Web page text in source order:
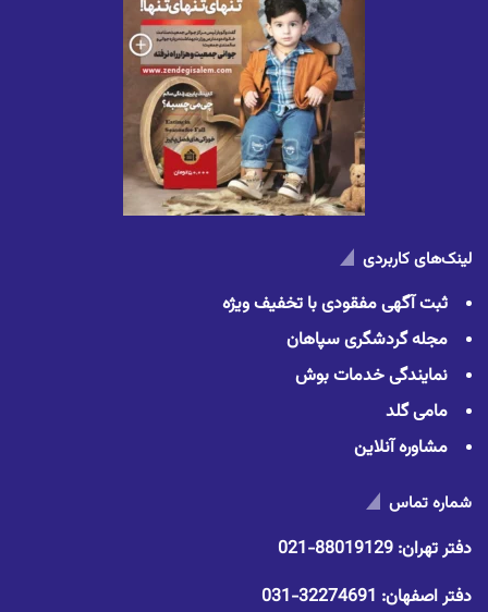
لینک‌های کاربردی
ثبت آگهی مفقودی با تخفیف ویژه
مجله گردشگری سپاهان
نمایندگی خدمات بوش
مامی گلد
مشاوره آنلاین
شماره تماس
دفتر تهران: 88019129-021
دفتر اصفهان: 32274691-031